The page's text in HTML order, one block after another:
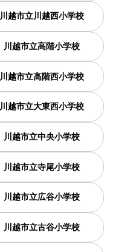
川越市立川越西小学校
川越市立高階小学校
川越市立高階西小学校
川越市立大東西小学校
川越市立中央小学校
川越市立寺尾小学校
川越市立広谷小学校
川越市立古谷小学校